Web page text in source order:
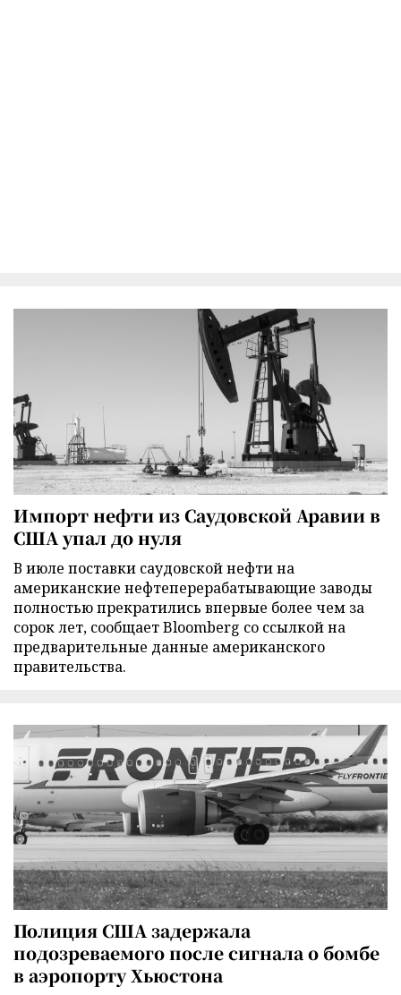
Импорт нефти из Саудовской Аравии в
США упал до нуля
В июле поставки саудовской нефти на
американские нефтеперерабатывающие заводы
полностью прекратились впервые более чем за
сорок лет, сообщает Bloomberg со ссылкой на
предварительные данные американского
правительства.
Полиция США задержала
подозреваемого после сигнала о бомбе
в аэропорту Хьюстона